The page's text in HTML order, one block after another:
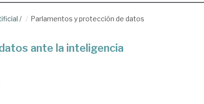
/
Parlamentos y protección de datos
ante la inteligencia